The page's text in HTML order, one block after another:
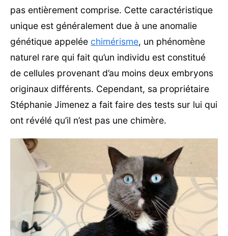
pas entièrement comprise. Cette caractéristique
unique est généralement due à une anomalie
génétique appelée chimérisme, un phénomène
naturel rare qui fait qu’un individu est constitué
de cellules provenant d’au moins deux embryons
originaux différents. Cependant, sa propriétaire
Stéphanie Jimenez a fait faire des tests sur lui qui
ont révélé qu’il n’est pas une chimère.